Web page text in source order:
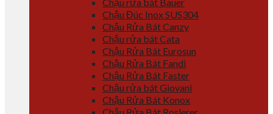
Chậu Đúc Inox SUS304
Chậu Rửa Bát Canzy
Chậu rửa bát Cata
Chậu Rửa Bát Eurosun
Chậu Rửa Bát Fandi
Chậu Rửa Bát Faster
Chậu rửa bát Giovani
Chậu Rửa Bát Konox